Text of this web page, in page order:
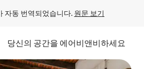
자동 번역되었습니다. 원문 보기
당신의 공간을 에어비앤비하세요